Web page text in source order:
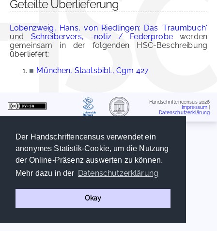
Der Handschriftencensus verwendet ein
anonymes Statistik-Cookie, um die Nutzung
der Online-Präsenz auswerten zu können.
Mehr dazu in der Datenschutzerklärung
Okay
Geteilte Überlieferung
Lobenzweig, Hans, von Riedlingen: Das 'Traumbuch'
und Schreibervers, -notiz / Federprobewerden
gemeinsam in der folgenden HSC-Beschreibung
überliefert:
■ München, Staatsbibl., Cgm 427
Handschriftencensus 2026
Impressum
Datenschutzerklärung